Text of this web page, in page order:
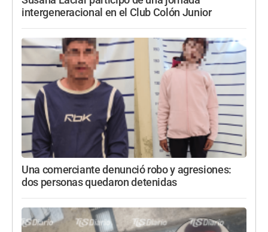
intergeneracional en el Club Colón Junior
Una comerciante denunció robo y agresiones:
dos personas quedaron detenidas